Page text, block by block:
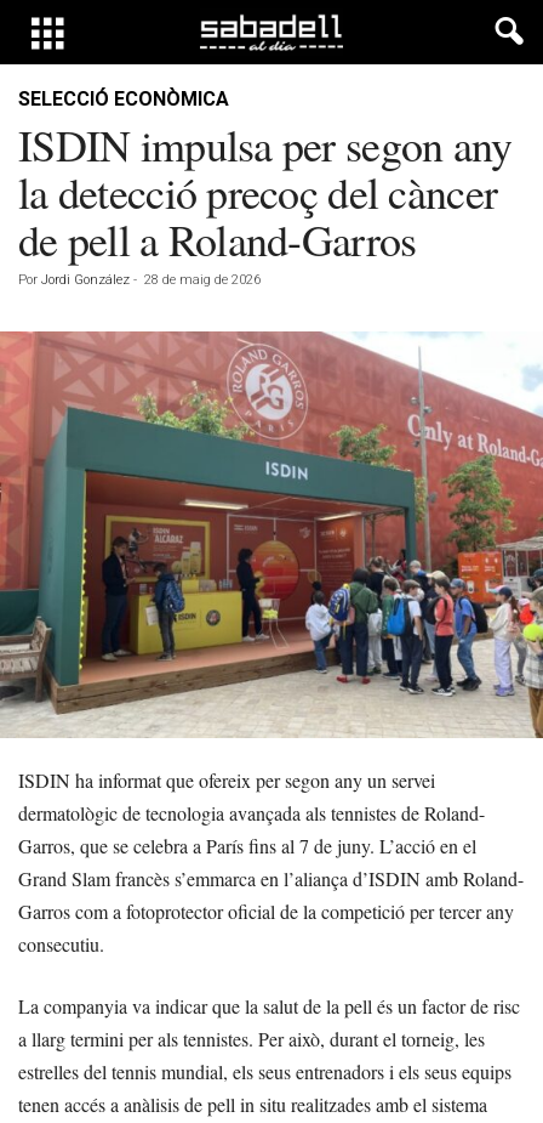
SELECCIÓ ECONÒMICA
ISDIN impulsa per segon any
la detecció precoç del càncer
de pell a Roland-Garros
Por Jordi González - 28 de maig de 2026
ISDIN ha informat que ofereix per segon any un servei
dermatològic de tecnologia avançada als tennistes de Roland-
Garros, que se celebra a París fins al 7 de juny. L’acció en el
Grand Slam francès s’emmarca en l’aliança d’ISDIN amb Roland-
Garros com a fotoprotector oficial de la competició per tercer any
consecutiu.
La companyia va indicar que la salut de la pell és un factor de risc
a llarg termini per als tennistes. Per això, durant el torneig, les
estrelles del tennis mundial, els seus entrenadors i els seus equips
tenen accés a anàlisis de pell in situ realitzades amb el sistema